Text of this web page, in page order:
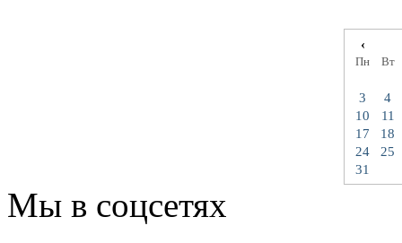
‹
Пн Вт
3
4
10
11
17
18
24
25
31
Мы в соцсетях